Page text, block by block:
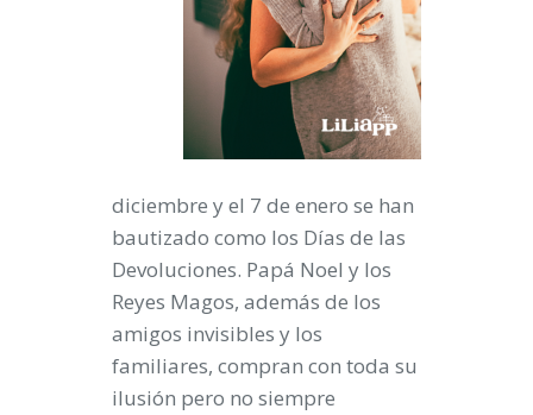
diciembre y el 7 de enero se han
bautizado como los Días de las
Devoluciones. Papá Noel y los
Reyes Magos, además de los
amigos invisibles y los
familiares, compran con toda su
ilusión pero no siempre